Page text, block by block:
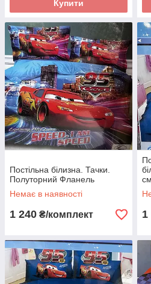
Купити
Постільна білизна. Тачки.
Полуторний Фланель
Немає в наявності
1 240 ₴/комплект 1